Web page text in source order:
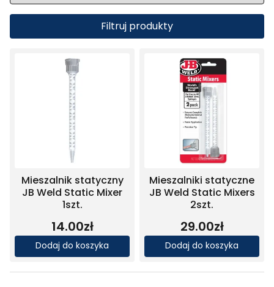
Filtruj produkty
Mieszalnik statyczny
JB Weld Static Mixer
1szt.
14.00zł
Dodaj do koszyka
Mieszalniki statyczne
JB Weld Static Mixers
2szt.
29.00zł
Dodaj do koszyka